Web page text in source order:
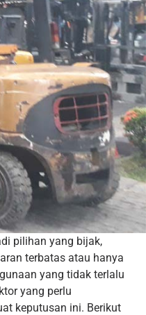
pilihan yang bijak,
terbatas atau hanya
yang tidak terlalu
yang perlu
keputusan ini. Berikut